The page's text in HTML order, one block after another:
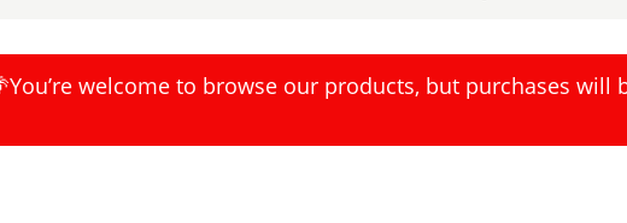
welcome to browse our products, but purchases